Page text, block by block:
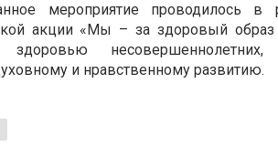
мероприятие проводилось в
акции «Мы – за здоровый
и нравственному развитию.